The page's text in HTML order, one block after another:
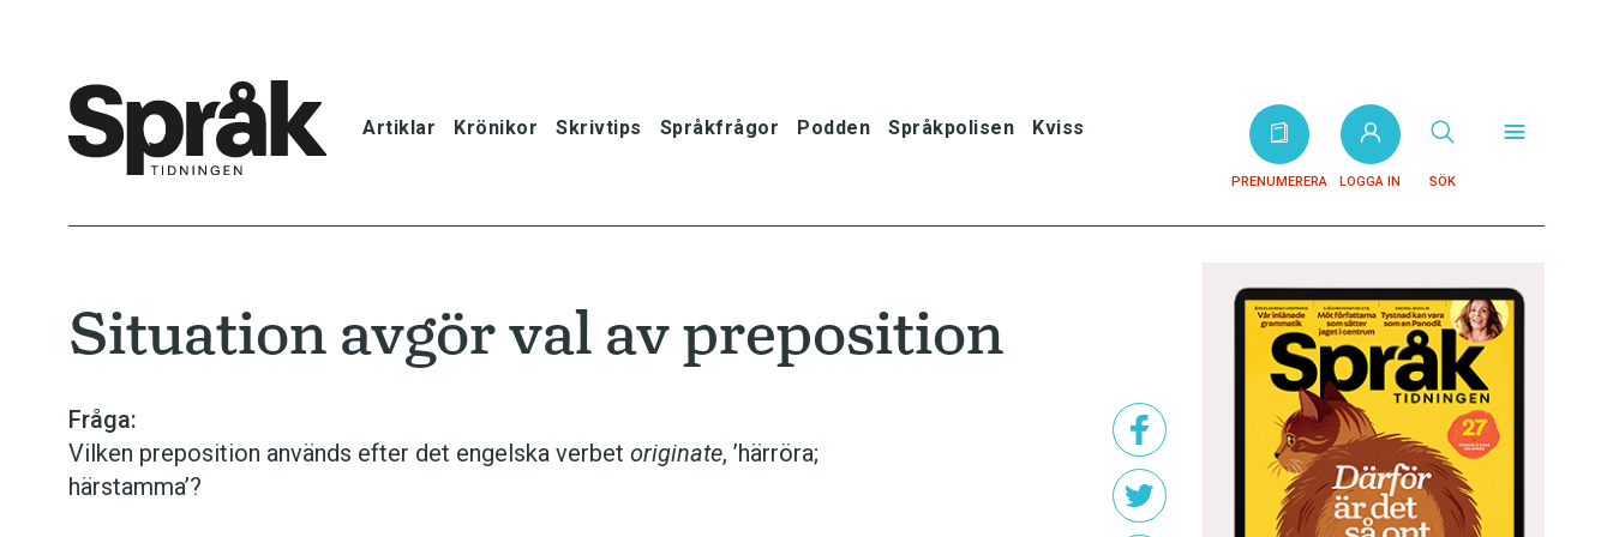
Artiklar Krönikor Skrivtips Språkfrågor Podden Språkpolisen Kviss
PRENUMERERA LOGGA IN SÖK
Krönikor
Skrivtips
Situation avgör val av preposition
Fråga:
Vilken preposition används efter det engelska verbet originate, ’härröra;
härstamma’?